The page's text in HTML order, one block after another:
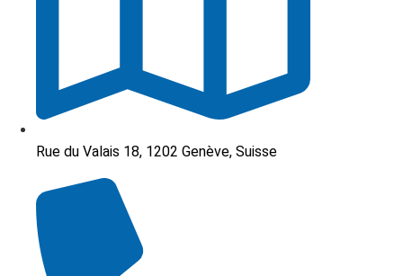
Rue du Valais 18, 1202 Genève, Suisse